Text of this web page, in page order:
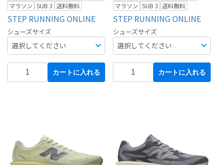
マラソン SUB 3 送料無料
STEP RUNNING ONLINE
シューズサイズ
カートに入れる
マラソン SUB 3 送料無料
STEP RUNNING ONLINE
シューズサイズ
カートに入れる